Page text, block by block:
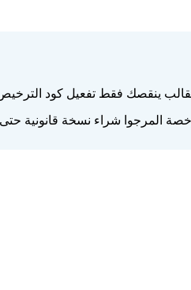
ينقصك فقط تفعيل كود
المرجوا شراء نسخة قانونية